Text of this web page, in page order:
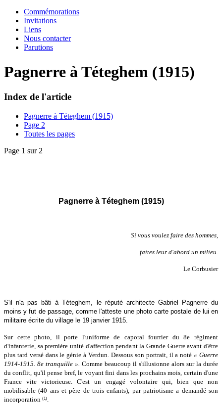
Commémorations
Invitations
Liens
Nous contacter
Parutions
Pagnerre à Téteghem (1915)
Index de l'article
Pagnerre à Téteghem (1915)
Page 2
Toutes les pages
Page 1 sur 2
Pagnerre à Téteghem (1915)
Si vous voulez faire des hommes,
faites leur d'abord un milieu.
Le Corbusier
S'il n'a pas bâti à Téteghem, le réputé architecte Gabriel Pagnerre du
moins y fut de passage, comme l'atteste une photo carte postale de lui en
militaire écrite du village le 19 janvier 1915.
Sur cette photo, il porte l'uniforme de caporal fourrier du 8e régiment
d'infanterie, sa première unité d'affection pendant la Grande Guerre avant d'être
plus tard versé dans le génie à Verdun. Dessous son portrait, il a noté« Guerre
1914-1915. 8e tranquille ». Comme beaucoup il s'illusionne alors sur la durée
du conflit, qu'il pense bref, le voyant fini dans les prochains mois, certain d'une
France vite victorieuse. C'est un engagé volontaire qui, bien que non
mobilisable (40 ans et père de trois enfants), par patriotisme a demandé son
incorporation (1).